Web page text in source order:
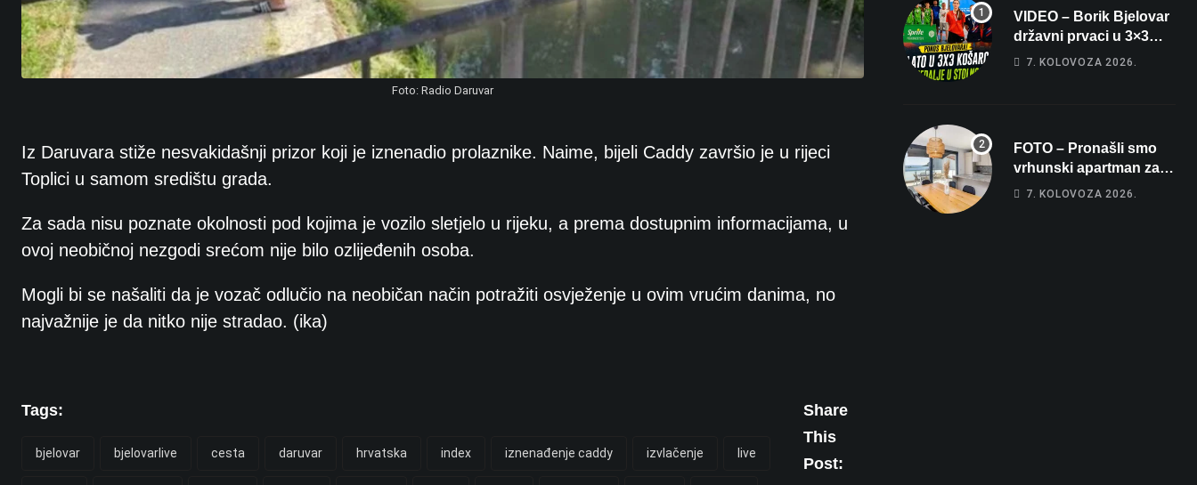
Foto: Radio Daruvar
Iz Daruvara stiže nesvakidašnji prizor koji je iznenadio prolaznike. Naime, bijeli Caddy završio je u rijeci
Toplici u samom središtu grada.
Za sada nisu poznate okolnosti pod kojima je vozilo sletjelo u rijeku, a prema dostupnim informacijama, u
ovoj neobičnoj nezgodi srećom nije bilo ozlijeđenih osoba.
Mogli bi se našaliti da je vozač odlučio na neobičan način potražiti osvježenje u ovim vrućim danima, no
najvažnije je da nitko nije stradao. (ika)
Tags:
bjelovar bjelovarlive cesta daruvar hrvatska index iznenađenje caddy izvlačenje live
Share
This
Post:
VIDEO – Borik Bjelovar
državni prvaci u 3×3
košarci, Klara Končar je
7. KOLOVOZA 2026.
FOTO – Pronašli smo
vrhunski apartman za
odmor: Pogled na
7. KOLOVOZA 2026.